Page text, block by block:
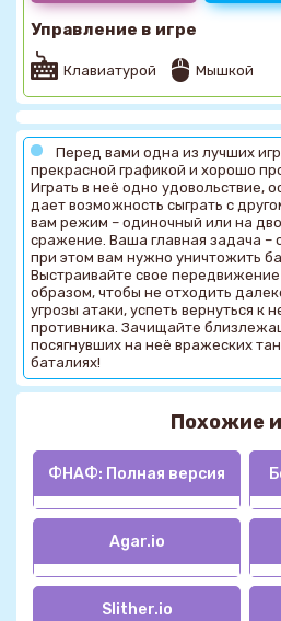
Управление в игре
Клавиатурой Мышкой
Перед вами одна из лучших
прекрасной графикой и хорошо
Играть в неё одно удовольствие,
дает возможность сыграть с
вам режим – одиночный или на
сражение. Ваша главная задача –
при этом вам нужно уничтожить
Выстраивайте свое
образом, чтобы не отходить
угрозы атаки, успеть вернуться к
противника. Зачищайте
посягнувших на неё вражеских
баталиях!
Похожие
ФНАФ: Полная версия
Agar.io
Slither.io